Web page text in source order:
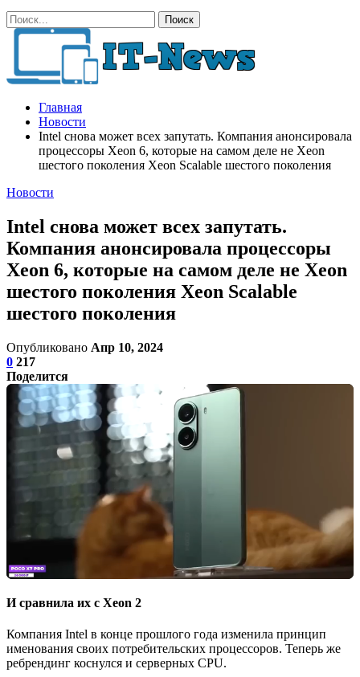
Главная
Новости
Intel снова может всех запутать. Компания анонсировала
процессоры Xeon 6, которые на самом деле не Xeon
шестого поколения Xeon Scalable шестого поколения
Новости
Intel снова может всех запутать.
Компания анонсировала процессоры
Xeon 6, которые на самом деле не Xeon
шестого поколения Xeon Scalable
шестого поколения
Опубликовано Апр 10, 2024
0 217
Поделится
И сравнила их с Xeon 2
Компания Intel в конце прошлого года изменила принцип
именования своих потребительских процессоров. Теперь же
ребрендинг коснулся и серверных CPU.